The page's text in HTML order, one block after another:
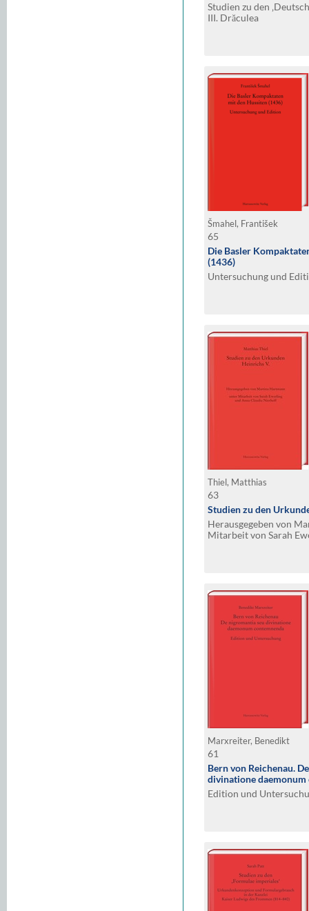
Studien zu den
III. Drăculea
Šmahel, František
65
Die Basler
(1436)
Untersuchung und
Thiel, Matthias
63
Studien zu den
Herausgegeben von
Mitarbeit von Sarah
Marxreiter, Benedikt
61
Bern von Reichenau.
divinatione daemonum
Edition und